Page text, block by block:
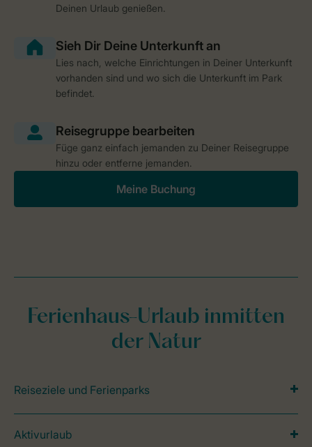
Deinen Urlaub genießen.
Lies nach, welche Einrichtungen in Deiner Unterkunft
vorhanden sind und wo sich die Unterkunft im Park
befindet.
Füge ganz einfach jemanden zu Deiner Reisegruppe
hinzu oder entferne jemanden.
Meine Buchung
Ferienhaus-Urlaub inmitten
der Natur
Reiseziele und Ferienparks
Aktivurlaub